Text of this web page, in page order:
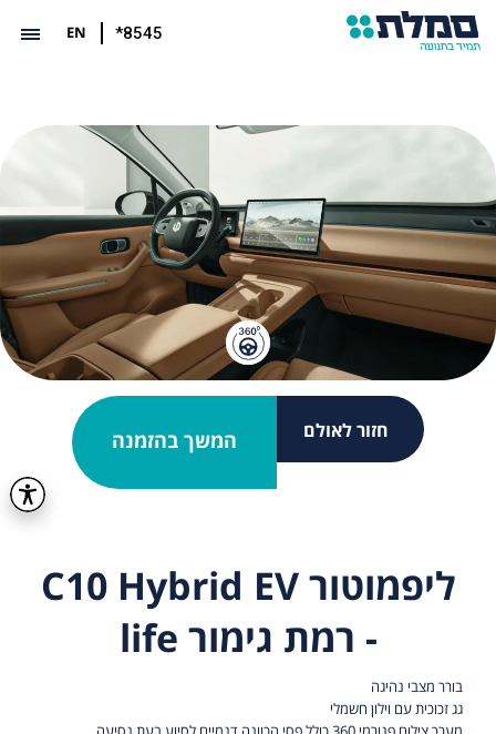
*8545
EN
חזור לאולם המשך בהזמנה
ליפמוטור C10 Hybrid EV
- רמת גימור life
בורר מצבי נהיגה
גג זכוכית עם וילון חשמלי